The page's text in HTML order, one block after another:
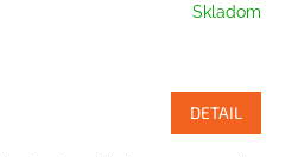
Skladom
DETAIL